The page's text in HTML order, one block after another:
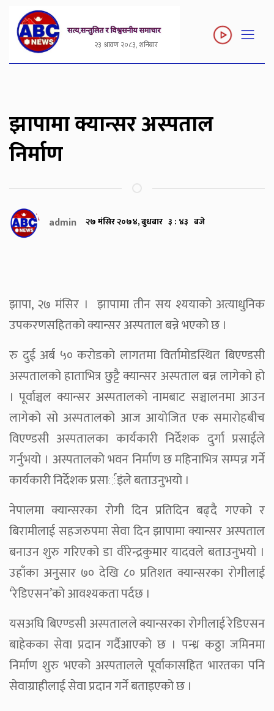
२३ श्रावण २०८३, शनिबार
झापामा क्यान्सर अस्पताल
निर्माण
admin २७ मंसिर २०७४, बुधबार ३ : ४३ बजे
झापा, २७ मंसिर । झापामा तीन सय श्ययाको अत्याधुनिक
उपकरणसहितको क्यान्सर अस्पताल बन्ने भएको छ ।
रु दुई अर्ब ५० करोडको लागतमा विर्तामोडस्थित बिएण्डसी
अस्पतालको हाताभित्र छुट्टै क्यान्सर अस्पताल बन्न लागेको हो
। पूर्वाञ्चल क्यान्सर अस्पतालको नामबाट सञ्चालनमा आउन
लागेको सो अस्पतालको आज आयोजित एक समारोहबीच
विएण्डसी अस्पतालका कार्यकारी निर्देशक दुर्गा प्रसाईले
गर्नुभयो । अस्पतालको भवन निर्माण छ महिनाभित्र सम्पन्न गर्ने
कार्यकारी निर्देशक प्रसार्इंले बताउनुभयो ।
नेपालमा क्यान्सरका रोगी दिन प्रतिदिन बढ्दै गएको र
बिरामीलाई सहजरुपमा सेवा दिन झापामा क्यान्सर अस्पताल
बनाउन शुरु गरिएको डा वीरेन्द्रकुमार यादवले बताउनुभयो ।
उहाँका अनुसार ७० देखि ८० प्रतिशत क्यान्सरका रोगीलाई
‘रेडिएसन’को आवश्यकता पर्दछ ।
यसअघि बिएण्डसी अस्पतालले क्यान्सरका रोगीलाई रेडिएसन
बाहेकका सेवा प्रदान गर्दैआएको छ । पन्ध्र कठ्ठा जमिनमा
निर्माण शुरु भएको अस्पतालले पूर्वाकासहित भारतका पनि
सेवाग्राहीलाई सेवा प्रदान गर्ने बताइएको छ ।